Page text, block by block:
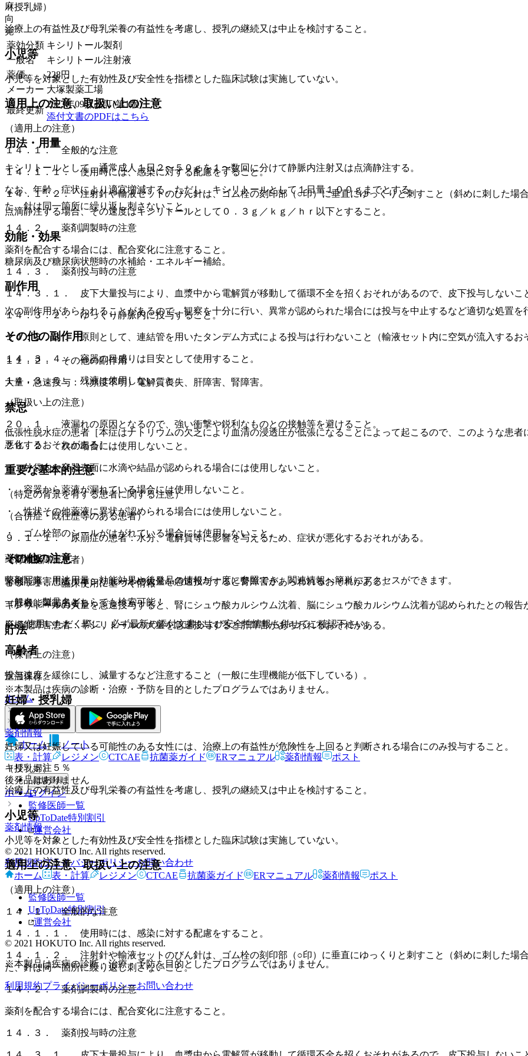
（授乳婦）
治療上の有益性及び母乳栄養の有益性を考慮し、授乳の継続又は中止を検討すること。
小児等
小児等を対象とした有効性及び安全性を指標とした臨床試験は実施していない。
適用上の注意、取扱い上の注意
（適用上の注意）
１４．１． 全般的な注意
１４．１．１． 使用時には、感染に対する配慮をすること。
１４．１．２． 注射針や輸液セットのびん針は、ゴム栓の刻印部（○印）に垂直にゆっくりと刺すこと（斜めに刺した場
た、針は同一箇所に繰り返し刺さないこと。
１４．２． 薬剤調製時の注意
薬剤を配合する場合には、配合変化に注意すること。
１４．３． 薬剤投与時の注意
１４．３．１． 皮下大量投与により、血漿中から電解質が移動して循環不全を招くおそれがあるので、皮下投与しないこ
１４．３．２． ゆっくり静脈内に投与すること。
１４．３．３． 原則として、連結管を用いたタンデム方式による投与は行わないこと（輸液セット内に空気が流入するお
１４．３．４． 容器の目盛りは目安として使用すること。
１４．３．５． 残液は使用しないこと。
（取扱い上の注意）
２０．１． 液漏れの原因となるので、強い衝撃や鋭利なものとの接触等を避けること。
２０．２． 次の場合には使用しないこと。
・ 外袋内や容器表面に水滴や結晶が認められる場合には使用しないこと。
・ 容器から薬液が漏れている場合には使用しないこと。
・ 性状その他薬液に異状が認められる場合には使用しないこと。
・ ゴム栓部のシールがはがれている場合には使用しないこと。
その他の注意
１５．１． 臨床使用に基づく情報
キシリトールの大量を急速投与すると、腎にシュウ酸カルシウム沈着、脳にシュウ酸カルシウム沈着が認められたとの報告
貯法
（保管上の注意）
室温保存。
ホーム
薬剤情報
キリット注５％
後発品はありません
ホーム
薬剤情報
キリット注５％
麻
向
覚
薬効分類 キシリトール製剤
一般名
キシリトール注射液
薬価
228円
メーカー 大塚製薬工場
最終更新
2023年09月改訂(第1版)
添付文書のPDFはこちら
用法・用量
キシリトールとして、通常成人１日２〜５０ｇを１〜数回に分けて静脈内注射又は点滴静注する。
なお、年齢、症状により適宜増減する。ただし、キシリトールとして１日量１００ｇまでとする。
点滴静注する場合、その速度はキシリトールとして０．３ｇ／ｋｇ／ｈｒ以下とすること。
効能・効果
糖尿病及び糖尿病状態時の水補給・エネルギー補給。
副作用
次の副作用があらわれることがあるので、観察を十分に行い、異常が認められた場合には投与を中止するなど適切な処置を
その他の副作用
１１．２． その他の副作用
大量・急速投与：（頻度不明）電解質喪失、肝障害、腎障害。
禁忌
低張性脱水症の患者［本症はナトリウムの欠乏により血清の浸透圧が低張になることによって起こるので、このような患
悪化するおそれがある］。
重要な基本的注意
（特定の背景を有する患者に関する注意）
（合併症・既往歴等のある患者）
９．１．１． 尿崩症の患者：水分、電解質等に影響を与えるため、症状が悪化するおそれがある。
（腎機能障害患者）
腎機能障害患者：キシリトールの大量を急速投与すると腎障害があらわれるおそれがある。
（肝機能障害患者）
肝機能障害患者：キシリトールの大量を急速投与すると肝障害があらわれるおそれがある。
高齢者
投与速度を緩徐にし、減量するなど注意すること（一般に生理機能が低下している）。
妊婦・授乳婦
（妊婦）
妊婦又は妊娠している可能性のある女性には、治療上の有益性が危険性を上回ると判断される場合にのみ投与すること。
（授乳婦）
治療上の有益性及び母乳栄養の有益性を考慮し、授乳の継続又は中止を検討すること。
小児等
小児等を対象とした有効性及び安全性を指標とした臨床試験は実施していない。
適用上の注意、取扱い上の注意
（適用上の注意）
１４．１． 全般的な注意
１４．１．１． 使用時には、感染に対する配慮をすること。
１４．１．２． 注射針や輸液セットのびん針は、ゴム栓の刻印部（○印）に垂直にゆっくりと刺すこと（斜めに刺した場
た、針は同一箇所に繰り返し刺さないこと。
１４．２． 薬剤調製時の注意
薬剤を配合する場合には、配合変化に注意すること。
１４．３． 薬剤投与時の注意
薬剤情報
薬剤写真、用法用量、効能効果や後発品の情報が一度に参照でき、関連情報へ簡単にアクセスができます。
一般名、製品名どちらでも検索可能！
※ ご使用いただく際に、必ず最新の添付文書および安全性情報も併せてご確認下さい。
※本製品は疾病の診断・治療・予防を目的としたプログラムではありません。
ホーム
ノート
表・計算
レジメン CTCAE 抗菌薬ガイド ERマニュアル 薬剤情報 ポスト
新規登録
ログイン
監修医師一覧
UpToDate特別割引
運営会社
© 2021 HOKUTO Inc. All rights reserved.
利用規約プライバシーポリシーお問い合わせ
ホーム
表・計算 レジメン CTCAE 抗菌薬ガイド ERマニュアル 薬剤情報 ポスト
監修医師一覧
UpToDate特別割引
運営会社
© 2021 HOKUTO Inc. All rights reserved.
※本製品は疾病の診断・治療・予防を目的としたプログラムではありません。
利用規約プライバシーポリシーお問い合わせ